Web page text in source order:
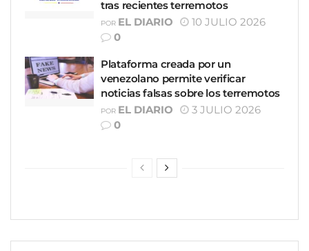
tras recientes terremotos
POR EL DIARIO
10 JULIO 2026
0
Plataforma creada por un
venezolano permite verificar
noticias falsas sobre los terremotos
POR EL DIARIO
3 JULIO 2026
0